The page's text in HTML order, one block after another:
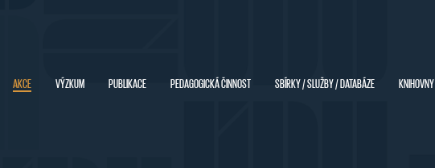
AKCE VÝZKUM PUBLIKACE PEDAGOGICKÁ ČINNOST SBÍRKY / SLUŽBY / DATABÁZE KNIHOVNY